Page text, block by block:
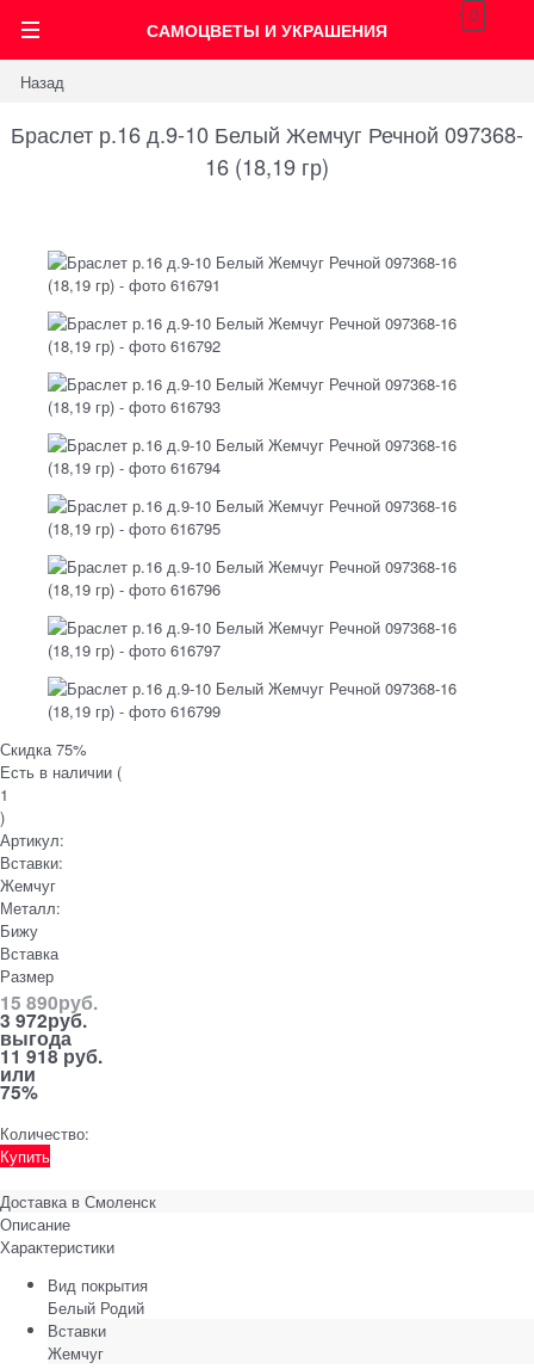
САМОЦВЕТЫ И УКРАШЕНИЯ
0
Назад
Браслет р.16 д.9-10 Белый Жемчуг Речной 097368-
16 (18,19 гр)
Скидка 75%
Есть в наличии (
1
)
Артикул:
Вставки:
Жемчуг
Металл:
Бижу
Вставка
Размер
15 890руб.
3 972руб.
выгода
11 918 руб.
или
75%
Количество:
Купить
Доставка в Смоленск
Описание
Характеристики
Вид покрытия
Белый Родий
Вставки
Жемчуг